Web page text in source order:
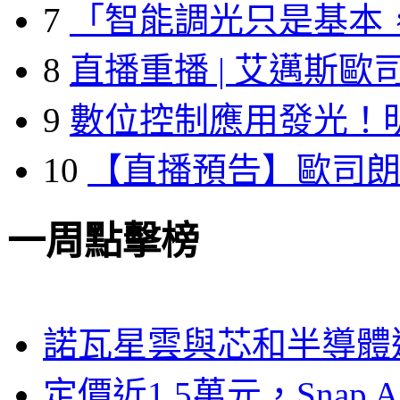
7
「智能調光只是基本
8 直播重播 | 艾邁斯歐
9 數位控制應用發光！
10
【直播預告】歐司
一周點擊榜
諾瓦星雲與芯和半導